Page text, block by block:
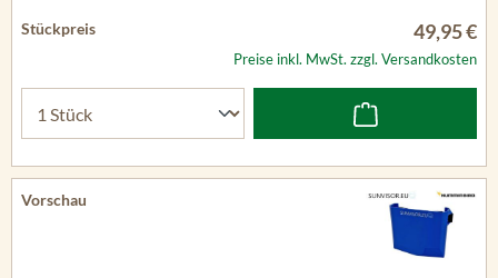
49,95 €
Preise inkl. MwSt. zzgl. Versandkosten